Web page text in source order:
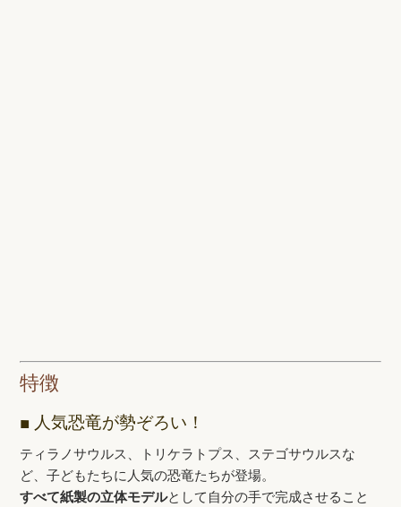
特徴
■ 人気恐竜が勢ぞろい！
ティラノサウルス、トリケラトプス、ステゴサウルスな
ど、子どもたちに人気の恐竜たちが登場。
すべて紙製の立体モデルとして自分の手で完成させること